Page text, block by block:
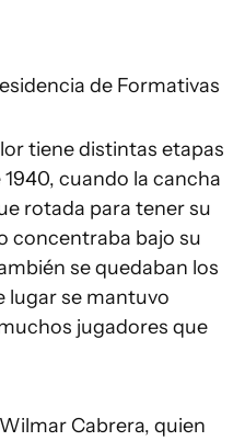
de Formativas
tiene distintas etapas
cuando la cancha
rotada para tener su
concentraba bajo su
se quedaban los
lugar se mantuvo
jugadores que
Cabrera, quien